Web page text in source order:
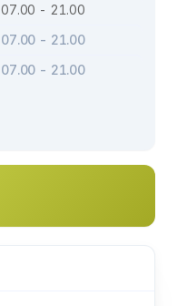
07.00 - 21.00
07.00 - 21.00
07.00 - 21.00